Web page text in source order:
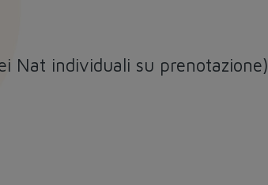
Nat individuali su prenotazione)